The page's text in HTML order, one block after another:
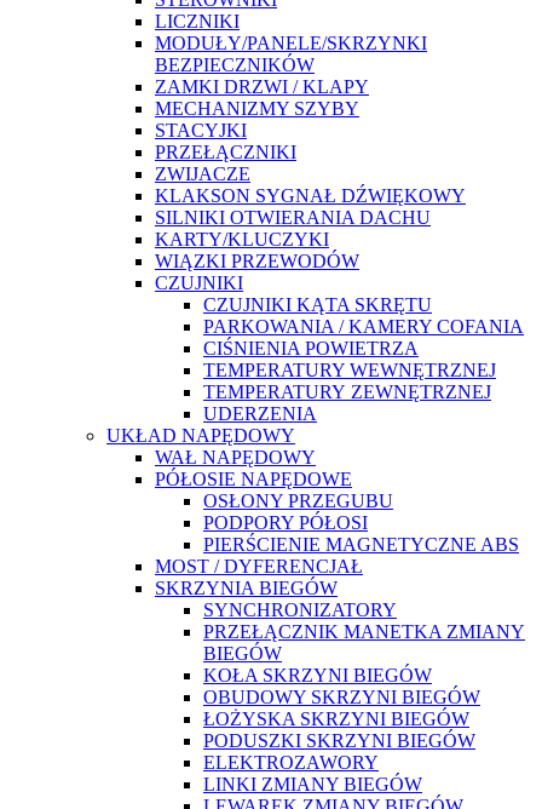
LICZNIKI
MODUŁY/PANELE/SKRZYNKI
BEZPIECZNIKÓW
ZAMKI DRZWI / KLAPY
MECHANIZMY SZYBY
STACYJKI
PRZEŁĄCZNIKI
ZWIJACZE
KLAKSON SYGNAŁ DŹWIĘKOWY
SILNIKI OTWIERANIA DACHU
KARTY/KLUCZYKI
WIĄZKI PRZEWODÓW
CZUJNIKI
CZUJNIKI KĄTA SKRĘTU
PARKOWANIA / KAMERY COFANIA
CIŚNIENIA POWIETRZA
TEMPERATURY WEWNĘTRZNEJ
TEMPERATURY ZEWNĘTRZNEJ
UDERZENIA
UKŁAD NAPĘDOWY
WAŁ NAPĘDOWY
PÓŁOSIE NAPĘDOWE
OSŁONY PRZEGUBU
PODPORY PÓŁOSI
PIERŚCIENIE MAGNETYCZNE ABS
MOST / DYFERENCJAŁ
SKRZYNIA BIEGÓW
SYNCHRONIZATORY
PRZEŁĄCZNIK MANETKA ZMIANY
BIEGÓW
KOŁA SKRZYNI BIEGÓW
OBUDOWY SKRZYNI BIEGÓW
ŁOŻYSKA SKRZYNI BIEGÓW
PODUSZKI SKRZYNI BIEGÓW
ELEKTROZAWORY
LINKI ZMIANY BIEGÓW